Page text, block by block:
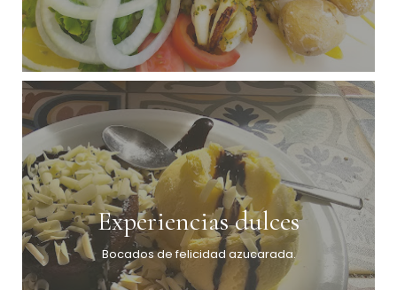
Experiencias dulces
Bocados de felicidad azucarada.